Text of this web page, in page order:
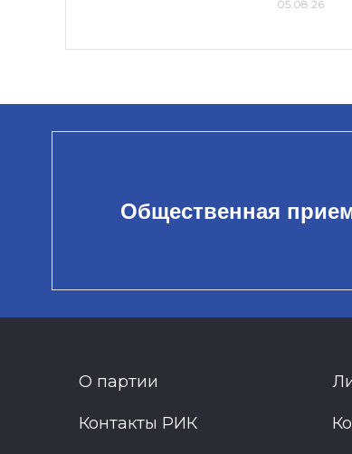
05.08.26
Общественная
О партии
Контакты РИК